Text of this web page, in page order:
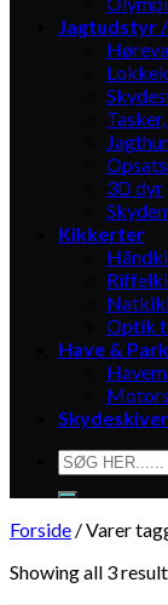
Jagtudstyr
3D dyr
Kikkerter
Optik
Have & Park
Søg
efter:
Forside /Varer
Showing all 3